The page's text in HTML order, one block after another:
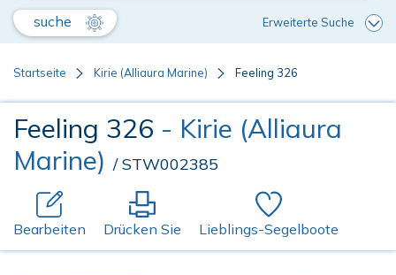
suche Erweiterte Suche
Startseite Kirie (Alliaura Marine) Feeling 326
Feeling 326 - Kirie (Alliaura
Marine) / STW002385
Bearbeiten Drücken Sie Lieblings-Segelboote